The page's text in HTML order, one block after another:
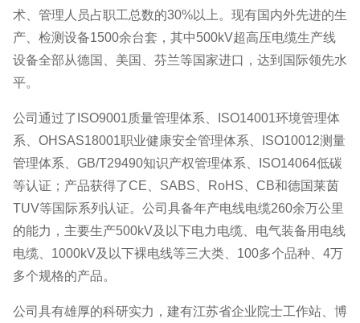
术、管理人员占职工总数的30%以上。现有国内外先进的生
产、检测设备1500余台套，其中500kV超高压电缆生产线
设备全部从德国、美国、芬兰等国家进口，达到国际领先水
平。
公司通过了ISO9001质量管理体系、ISO14001环境管理体
系、OHSAS18001职业健康安全管理体系、ISO10012测量
管理体系、GB/T29490知识产权管理体系、ISO14064低碳
等认证；产品获得了CE、SABS、RoHS、CB和德国莱茵
TUV等国际系列认证。公司具备年产电线电缆260余万公里
的能力，主要生产500kV及以下电力电缆、电气装备用电线
电缆、1000kV及以下裸电线等三大类、100多个品种、4万
多个规格的产品。
公司具有雄厚的科研实力，建有江苏省企业院士工作站、博